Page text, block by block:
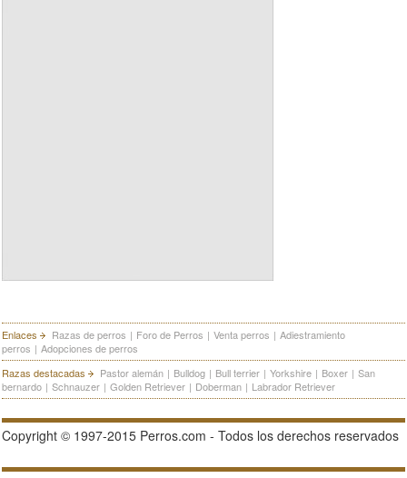
Enlaces Razas de perros | Foro de Perros | Venta perros | Adiestramiento
perros | Adopciones de perros
Razas destacadas
Pastor alemán | Bulldog | Bull terrier | Yorkshire | Boxer | San
bernardo | Schnauzer | Golden Retriever | Doberman | Labrador Retriever
Copyright © 1997-2015 Perros.com - Todos los derechos reservados